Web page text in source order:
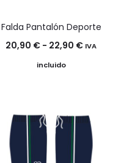
Falda Pantalón Deporte
20,90 € - 22,90 €Rango
20,90 €
hasta
22,90 €
IVA
incluido